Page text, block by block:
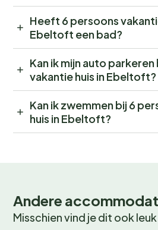
Heeft 6 persoons
Ebeltoft een bad?
Kan ik mijn auto
vakantie huis in Ebeltoft?
Kan ik zwemmen bij 6
huis in Ebeltoft?
Andere
Misschien vind je dit ook leuk